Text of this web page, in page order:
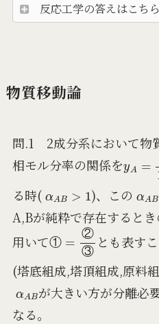
反応工学の答えはこちら
物質移動論
問.1 2成分系において物
相モル分率の関係を
る時(
)、この
A,Bが純粋で存在すると
用いて
①
②
③
① ②③ とも表す
(塔底組成,塔頂組成,原料
α
が大きい方が分離必
なる。